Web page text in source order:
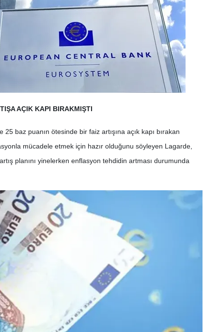
AÇIK KAPI BIRAKMIŞTI
baz puanın ötesinde bir faiz artışına açık kapı bırakan
mücadele etmek için hazır olduğunu söyleyen Lagarde,
planını yinelerken enflasyon tehdidin artması durumunda